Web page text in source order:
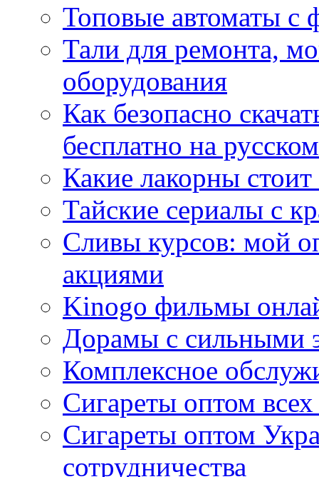
Топовые автоматы с
Тали для ремонта,
оборудования
Как безопасно
бесплатно на
Какие лакорны
Тайские сериалы с
Сливы курсов: мой
акциями
Kinogo фильмы
Дорамы с сильными
Комплексное
Сигареты оптом
Сигареты оптом
сотрудничества